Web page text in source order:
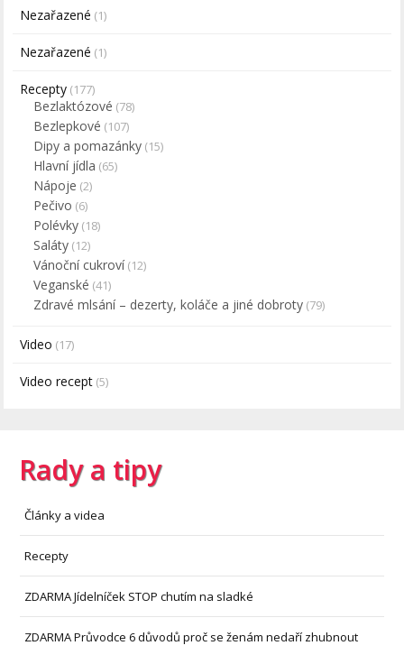
Nezařazené (1)
Nezařazené (1)
Recepty (177)
Bezlaktózové (78)
Bezlepkové (107)
Dipy a pomazánky (15)
Hlavní jídla (65)
Nápoje (2)
Pečivo (6)
Polévky (18)
Saláty (12)
Vánoční cukroví(12)
Veganské (41)
Zdravé mlsání – dezerty, koláče a jiné dobroty (79)
Video (17)
Video recept (5)
Rady a tipy
Články a videa
Recepty
ZDARMA Jídelníček STOP chutím na sladké
ZDARMA Průvodce 6 důvodů proč se ženám nedaří zhubnout